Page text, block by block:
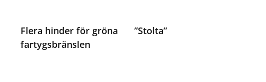
Flera hinder för gröna
fartygsbränslen
”Stolta”